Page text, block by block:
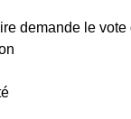
demande le